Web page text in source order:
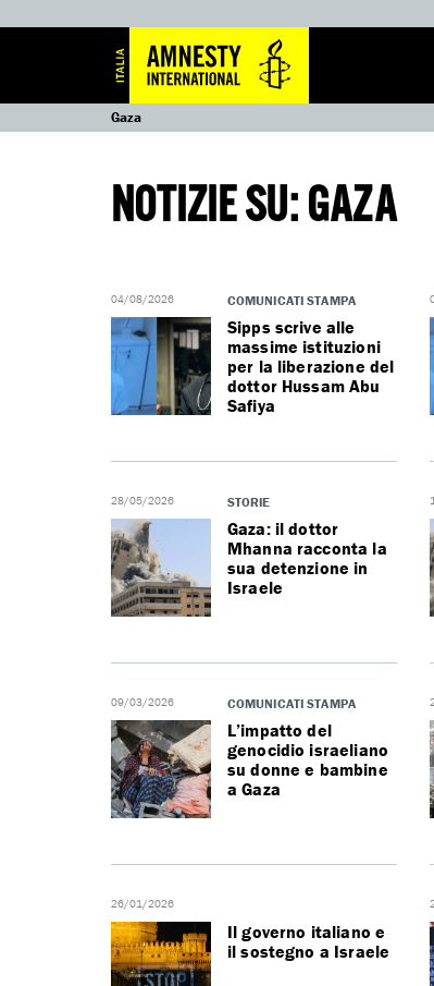
Gaza
NOTIZIE SU: GAZA
04/08/2026 COMUNICATI STAMPA
Sipps scrive alle
massime istituzioni
per la liberazione del
dottor Hussam Abu
Safiya
28/05/2026 STORIE
Gaza: il dottor
Mhanna racconta la
sua detenzione in
Israele
09/03/2026 COMUNICATI STAMPA
L’impatto del
genocidio israeliano
su donne e bambine
a Gaza
26/01/2026
Il governo italiano e
il sostegno a Israele